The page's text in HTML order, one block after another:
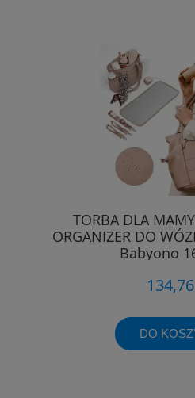
TORBA DLA
ORGANIZER DO
Babyono
134,76
DO